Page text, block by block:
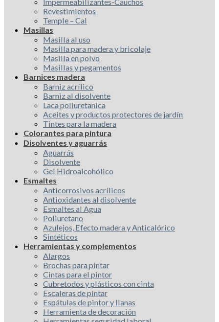
Revestimientos
Temple – Cal
Masillas
Masilla al uso
Masilla para madera y bricolaje
Masilla en polvo
Masillas y pegamentos
Barnices madera
Barniz acrílico
Barniz al disolvente
Laca poliuretanica
Aceites y productos protectores de jardín
Tintes para la madera
Colorantes para pintura
Disolventes y aguarrás
Aguarrás
Disolvente
Gel Hidroalcohólico
Esmaltes
Anticorrosivos acrílicos
Antioxidantes al disolvente
Esmaltes al Agua
Poliuretano
Azulejos, Efecto madera y Anticalórico
Sintéticos
Herramientas y complementos
Alargos
Brochas para pintar
Cintas para el pintor
Cubretodos y plásticos con cinta
Escaleras de pintar
Espátulas de pintor y llanas
Herramienta de decoración